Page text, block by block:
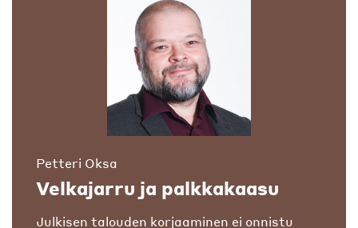
Petteri Oksa
Velkajarru ja palkkakaasu
Julkisen talouden korjaaminen ei onnistu